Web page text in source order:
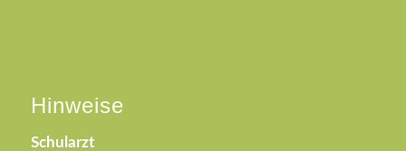
Hinweise
Schularzt